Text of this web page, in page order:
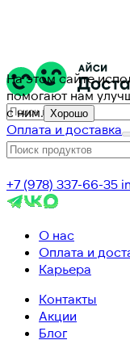
На этом сайте
помогают нам
с ним. Хорошо
Оплата и доставка
+7 (978) 337-66-35
О нас
Оплата и
Карьера
Контакты
Акции
Блог